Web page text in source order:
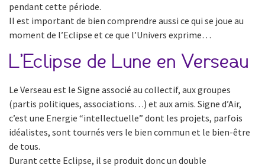
pendant cette période.
Il est important de bien comprendre aussi ce qui se joue au
moment de l’Eclipse et ce que l’Univers exprime…
L’Eclipse de Lune en Verseau
Le Verseau est le Signe associé au collectif, aux groupes
(partis politiques, associations…) et aux amis. Signe d’Air,
c’est une Energie “intellectuelle” dont les projets, parfois
idéalistes, sont tournés vers le bien commun et le bien-être
de tous.
Durant cette Eclipse, il se produit donc un double